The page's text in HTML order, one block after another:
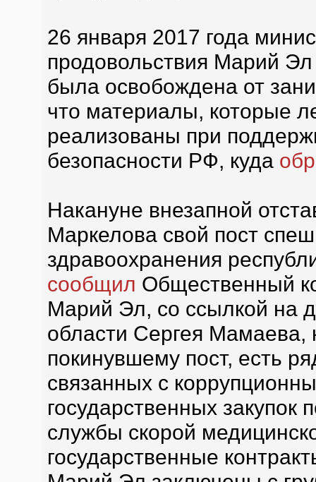
26 января 2017 года
продовольствия Марий
была освобождена от
что материалы, которые
реализованы при
безопасности РФ, куда
Накануне внезапной
Маркелова свой пост
здравоохранения
сообщил Общественный
Марий Эл, со ссылкой на
области Сергея Мамаева,
покинувшему пост, есть
связанных с
государственных закупок
службы скорой
государственные